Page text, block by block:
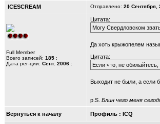
ICESCREAM Отправлено: 20 Сентября,
Full Member
Всего записей: 185 :
Дата рег-ции: Сент. 2006 :
Цитата:
Могу Свердловском
Да хоть крыжопелем
Цитата:
Если что, не
Выходит не были, а если
p.S. Блин чего меня
Вернуться к началу Профиль : ICQ